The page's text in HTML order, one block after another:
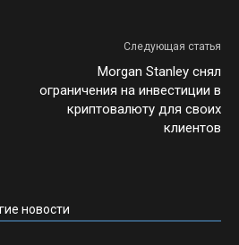
Следующая статья
Morgan Stanley снял
ограничения на инвестиции в
криптовалюту для своих
клиентов
новости